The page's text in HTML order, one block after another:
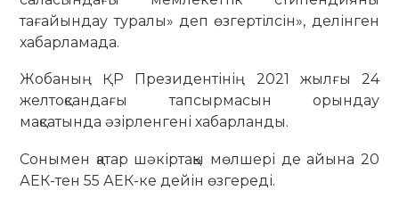
тағайындау туралы» деп өзгертілсін», делінген
хабарламада.
Жобаның ҚР Президентінің 2021 жылғы 24
желтоқсандағы тапсырмасын орындау
мақсатында әзірленгені хабарланды.
Сонымен қатар шәкіртақы мөлшері де айына 20
АЕК-тен 55 АЕК-ке дейін өзгереді.